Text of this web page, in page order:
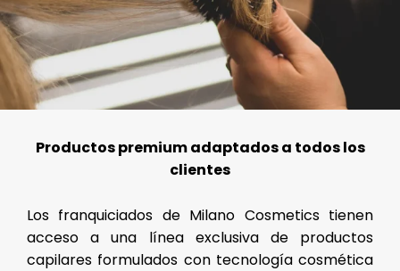
Productos premium adaptados a todos los
clientes
Los franquiciados de Milano Cosmetics tienen
acceso a una línea exclusiva de productos
capilares formulados con tecnología cosmética